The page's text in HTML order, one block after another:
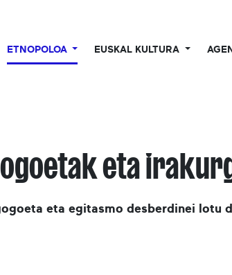
ETNOPOLOA EUSKAL KULTURA
eta
eta egitasmo desberdinei lotu